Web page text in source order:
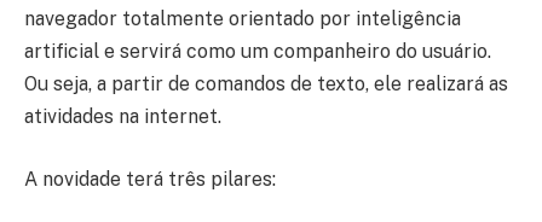
navegador totalmente orientado por inteligência
artificial e servirá como um companheiro do usuário.
Ou seja, a partir de comandos de texto, ele realizará as
atividades na internet.
A novidade terá três pilares: